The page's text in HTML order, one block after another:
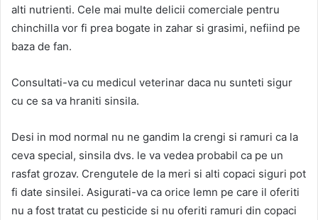
alti nutrienti. Cele mai multe delicii comerciale pentru
chinchilla vor fi prea bogate in zahar si grasimi, nefiind pe
baza de fan.
Consultati-va cu medicul veterinar daca nu sunteti sigur
cu ce sa va hraniti sinsila.
Desi in mod normal nu ne gandim la crengi si ramuri ca la
ceva special, sinsila dvs. le va vedea probabil ca pe un
rasfat grozav. Crengutele de la meri si alti copaci siguri pot
fi date sinsilei. Asigurati-va ca orice lemn pe care il oferiti
nu a fost tratat cu pesticide si nu oferiti ramuri din copaci